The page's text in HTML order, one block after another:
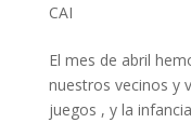
CAI
El mes de abril
nuestros vecinos y
juegos , y la